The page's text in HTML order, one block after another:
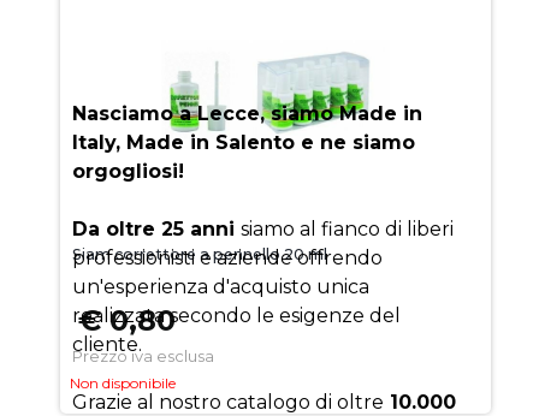
Siam correttore a pennello 20 ml
€ 0,80
Prezzo iva esclusa
Non disponibile
SUCCESSO
Nasciamo a Lecce, siamo Made in
Italy, Made in Salento e ne siamo
orgogliosi!
Da oltre 25 anni siamo al fianco di liberi
professionisti e aziende offrendo
un'esperienza d'acquisto unica
realizzata secondo le esigenze del
cliente.
Grazie al nostro catalogo di oltre 10.000